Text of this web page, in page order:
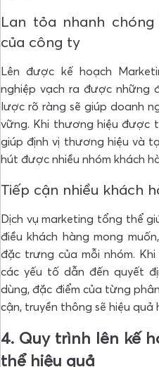
Lan tỏa nhanh
của công ty
Lên được kế hoạch
nghiệp vạch ra được những
lược rõ ràng sẽ giúp doanh
vững. Khi thương hiệu được
giúp định vị thương hiệu và
hút được nhiều nhóm khách
Tiếp cận nhiều khách
Dịch vụ marketing tổng thể
điều khách hàng mong
đặc trưng của mỗi nhóm.
các yếu tố dẫn đến quyết
dùng, đặc điểm của từng
cận, truyền thông sẽ hiệu quả
4. Quy trình lên kế
thể hiệu quả